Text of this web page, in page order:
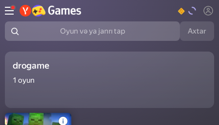
Oyun və ya janrı tap
Axtar
drogame
1 oyun